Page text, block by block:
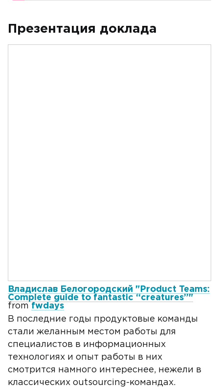
Презентация доклада
Владислав Белогородский "Product Teams:
Complete guide to fantastic “creatures”"
from fwdays
В последние годы продуктовые команды
стали желанным местом работы для
специалистов в информационных
технологиях и опыт работы в них
смотрится намного интереснее, нежели в
классических outsourcing-командах.